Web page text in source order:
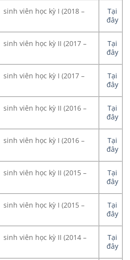
viên học kỳ I (2018 –
Tại
đây
viên học kỳ II (2017 –
Tại
đây
viên học kỳ I (2017 –
Tại
đây
viên học kỳ II (2016 –
Tại
đây
viên học kỳ I (2016 –
Tại
đây
viên học kỳ II (2015 –
Tại
đây
viên học kỳ I (2015 –
Tại
đây
viên học kỳ II (2014 –
Tại
đây